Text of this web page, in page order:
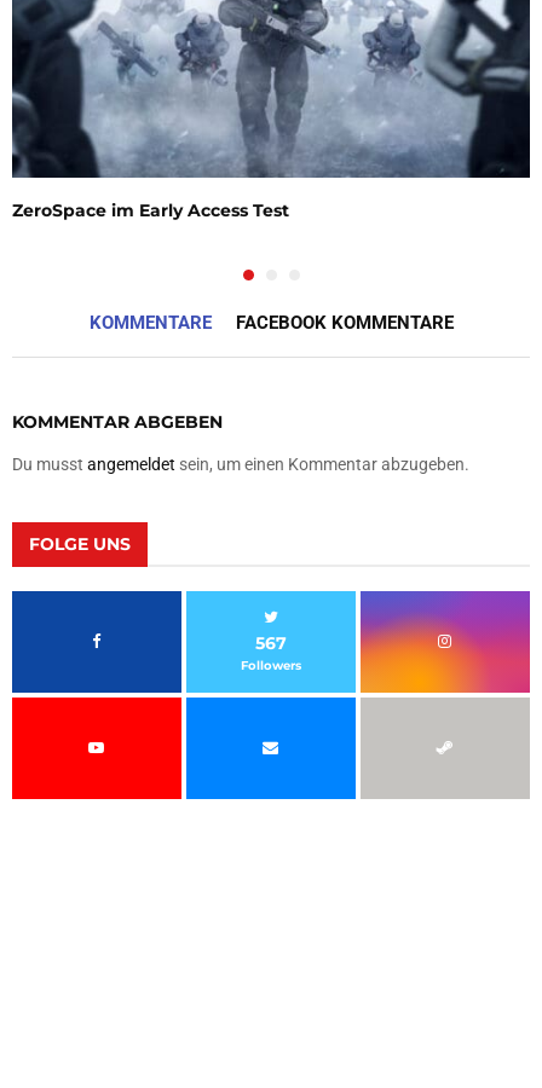
ZeroSpace im Early Access Test
KOMMENTARE FACEBOOK KOMMENTARE
KOMMENTAR ABGEBEN
Du musst angemeldet sein, um einen Kommentar abzugeben.
FOLGE UNS
567
Followers